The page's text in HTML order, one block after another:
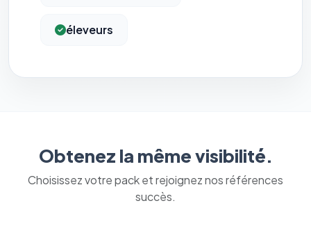
éleveurs
Obtenez la même visibilité.
Choisissez votre pack et rejoignez nos références
succès.